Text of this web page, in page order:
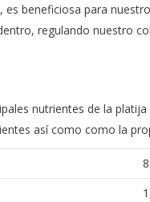
beneficiosa para
regulando nuestro
nutrientes de la
así como como la